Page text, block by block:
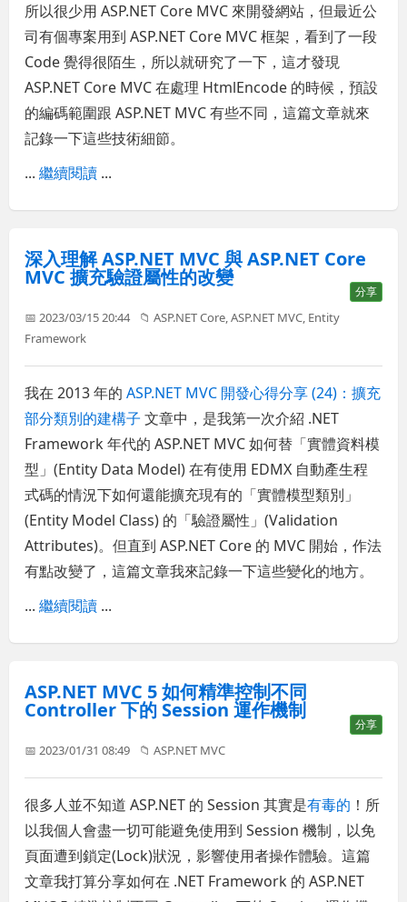
所以很少用 ASP.NET Core MVC 來開發網站，但最近公
司有個專案用到 ASP.NET Core MVC 框架，看到了一段
Code 覺得很陌生，所以就研究了一下，這才發現
ASP.NET Core MVC 在處理 HtmlEncode 的時候，預設
的編碼範圍跟 ASP.NET MVC 有些不同，這篇文章就來
記錄一下這些技術細節。
...繼續閱讀 ...
深入理解 ASP.NET MVC 與 ASP.NET Core
MVC 擴充驗證屬性的改變
分享
📅 2023/03/15 20:44 📁ASP.NET Core,ASP.NET MVC, Entity
Framework
我在 2013 年的ASP.NET MVC 開發心得分享 (24)：擴充
部分類別的建構子 文章中，是我第一次介紹 .NET
Framework 年代的 ASP.NET MVC 如何替「實體資料模
型」(Entity Data Model) 在有使用 EDMX 自動產生程
式碼的情況下如何還能擴充現有的「實體模型類別」
(Entity Model Class) 的「驗證屬性」(Validation
Attributes)。但直到 ASP.NET Core 的 MVC 開始，作法
有點改變了，這篇文章我來記錄一下這些變化的地方。
...繼續閱讀 ...
ASP.NET MVC 5 如何精準控制不同
Controller 下的 Session 運作機制
分享
📅 2023/01/31 08:49 📁ASP.NET MVC
很多人並不知道 ASP.NET 的 Session 其實是有毒的 ！所
以我個人會盡一切可能避免使用到 Session 機制，以免
頁面遭到鎖定(Lock)狀況，影響使用者操作體驗。這篇
文章我打算分享如何在 .NET Framework 的 ASP.NET